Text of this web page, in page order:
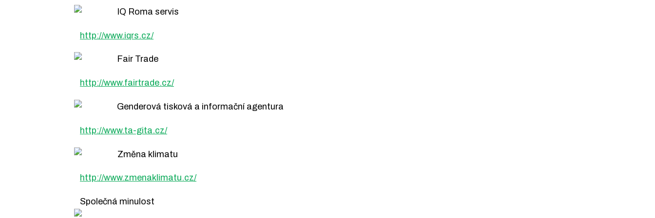
IQ Roma servis
http://www.iqrs.cz/
Fair Trade
http://www.fairtrade.cz/
Genderová tisková a informační agentura
http://www.ta-gita.cz/
Změna klimatu
http://www.zmenaklimatu.cz/
Společná minulost